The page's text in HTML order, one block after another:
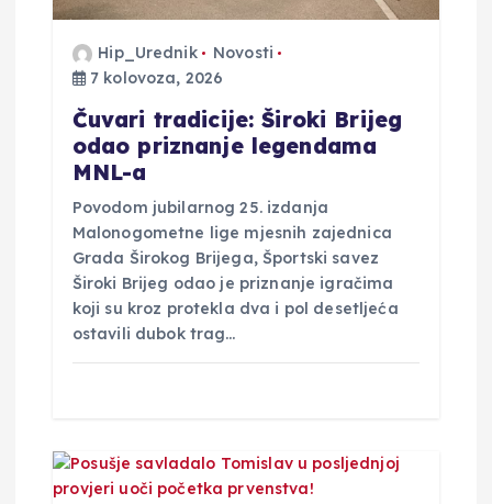
Hip_Urednik
Novosti
7 kolovoza, 2026
Čuvari tradicije: Široki Brijeg
odao priznanje legendama
MNL-a
Povodom jubilarnog 25. izdanja
Malonogometne lige mjesnih zajednica
Grada Širokog Brijega, Športski savez
Široki Brijeg odao je priznanje igračima
koji su kroz protekla dva i pol desetljeća
ostavili dubok trag…